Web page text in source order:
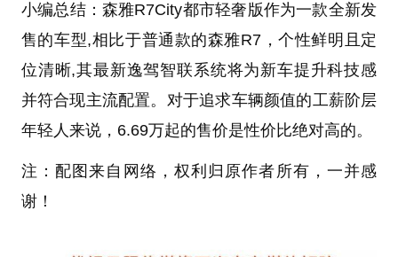
小编总结：森雅R7City都市轻奢版作为一款全新发
售的车型,相比于普通款的森雅R7 ，个性鲜明且定
位清晰,其最新逸驾智联系统将为新车提升科技感
并符合现主流配置。对于追求车辆颜值的工薪阶层
年轻人来说，6.69万起的售价是性价比绝对高的。
注：配图来自网络，权利归原作者所有，一并感
谢！